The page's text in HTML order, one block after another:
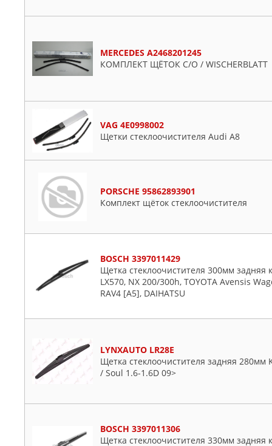
MERCEDES A2468201245
КОМПЛЕКТ ЩЁТОК С/О / WISCHERBLATT
VAG 4E0998002
Щетки стеклоочистителя Audi A8
PORSCHE 95862893901
Комплект щёток стеклоочистителя
BOSCH 3397011429
Щетка стеклоочистителя 300мм задняя
LX570, NX 200/300h, TOYOTA Avensis
RAV4 [A5], DAIHATSU
LYNXAUTO LR28E
Щетка стеклоочистителя задняя 280мм
/ Soul 1.6-1.6D 09>
BOSCH 3397011306
Щетка стеклоочистителя 330мм задняя